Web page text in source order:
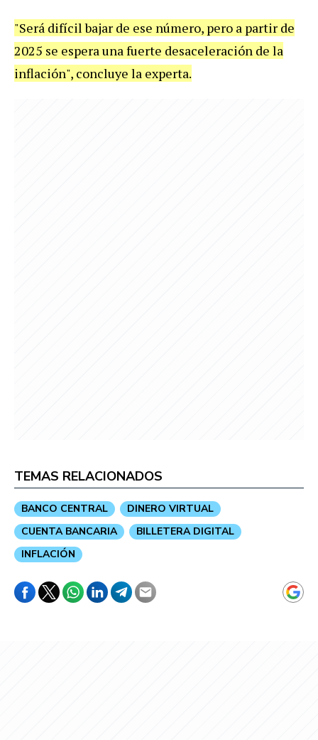
"Será difícil bajar de ese número, pero a partir de
2025 se espera una fuerte desaceleración de la
inflación", concluye la experta.
TEMAS RELACIONADOS
BANCO CENTRAL
DINERO VIRTUAL
CUENTA BANCARIA
BILLETERA DIGITAL
INFLACIÓN